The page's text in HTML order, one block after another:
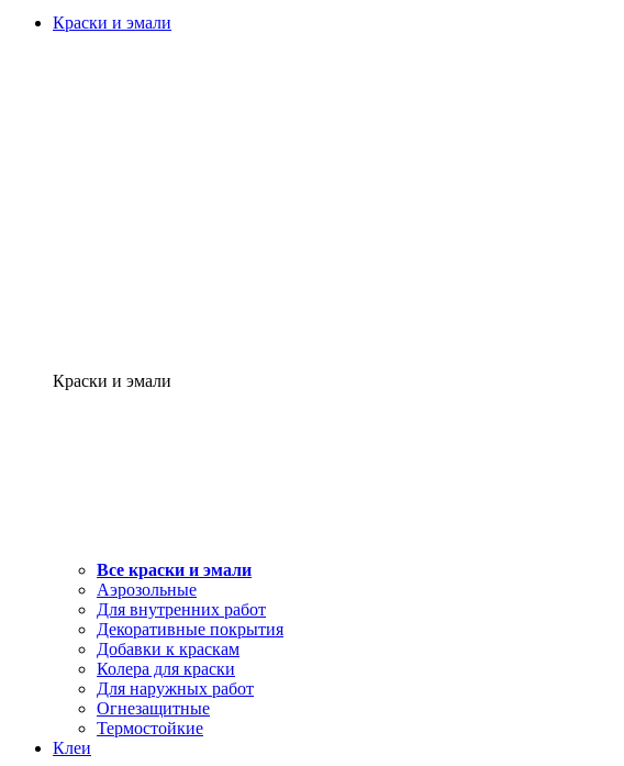
Краски и эмали
Краски и эмали
Все краски и эмали
Аэрозольные
Для внутренних работ
Декоративные покрытия
Добавки к краскам
Колера для краски
Для наружных работ
Огнезащитные
Термостойкие
Клеи